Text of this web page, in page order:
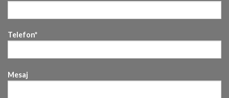
Telefon*
Mesaj